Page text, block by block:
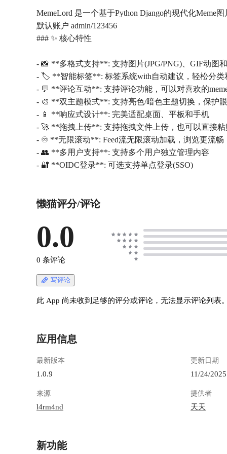
MemeLord 是一个基于Python Django的现代化
默认账户 admin/123456
### ✨ 核心特性
- 📸 **多格式支持**: 支持图片(JPG/PNG)、GIF动图
- 🏷️ **智能标签**: 标签系统with自动建议，轻松分类
- 💬 **评论互动**: 支持评论功能，可以对喜欢的
- 🎨 **双主题模式**: 支持亮色/暗色主题切换，保护
- 📱 **响应式设计**: 完美适配桌面、平板和手机
- 🚀 **拖拽上传**: 支持拖拽文件上传，也可以直接
- ♾️ **无限滚动**: Feed流无限滚动加载，浏览更流畅
- 👥 **多用户支持**: 支持多个用户独立管理内容
懒猫评分/评论
0.0
0 条评论
写评论
此 App 尚未收到足够的评分或评论，无法显示评论列表
应用信息
最新版本
1.0.9
更新日期
11/24/2025
来源
l4rm4nd
提供者
天天
新功能